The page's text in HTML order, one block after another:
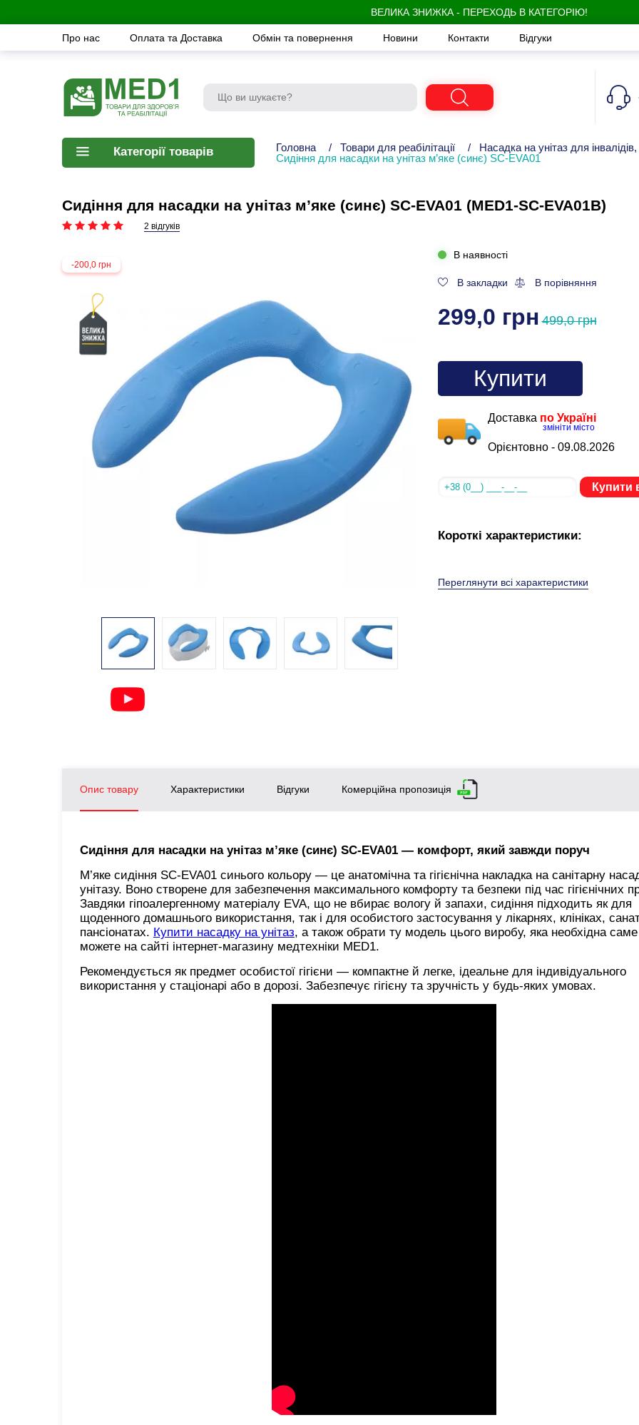
ВЕЛИКА ЗНИЖКА - ПЕРЕХОДЬ В КАТЕГОРІЮ!
Про нас Оплата та Доставка Обмін та повернення Новини Контакти Відгуки
Категорії товарів Головна / Товари для реабілітації /
Насадка на унітаз для
Сидіння для насадки на унітаз м’яке (синє) SC-EVA01
Сидіння для насадки на унітаз м’яке (синє) SC-EVA01 (MED1-SC-EVA01B)
2 відгуків
-200,0 грн
В наявності
В закладки В порівняння
299,0 грн 499,0 грн
Купити
Доставка по Україні
змініти місто
Орієнтовно - 09.08.2026
Купити
Короткі характеристики:
Переглянути всі характеристики
Опис товару Характеристики Відгуки Комерційна пропозиція
Сидіння для насадки на унітаз м’яке (синє) SC-EVA01 — комфорт, який завжди поруч
М’яке сидіння SC-EVA01 синього кольору — це анатомічна та гігієнічна накладка на санітарну
унітазу. Воно створене для забезпечення максимального комфорту та безпеки під час гігієнічних
Завдяки гіпоалергенному матеріалу EVA, що не вбирає вологу й запахи, сидіння підходить як для
щоденного домашнього використання, так і для особистого застосування у лікарнях, клініках,
пансіонатах. Купити насадку на унітаз, а також обрати ту модель цього виробу, яка необхідна
можете на сайті інтернет-магазину медтехніки MED1.
Рекомендується як предмет особистої гігієни — компактне й легке, ідеальне для індивідуального
використання у стаціонарі або в дорозі. Забезпечує гігієну та зручність у будь-яких умовах.